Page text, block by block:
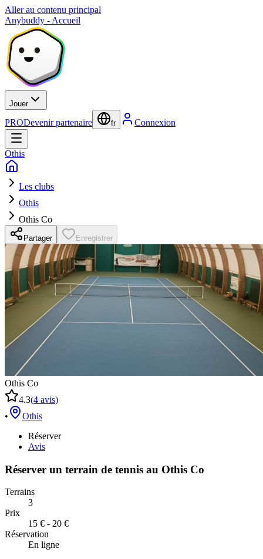
Aller au contenu principal
Anybuddy - Accueil
Jouer
PRODevenir partenaire fr Connexion
Othis
Les clubs
Othis
Othis Co
Partager Enregistrer
Othis Co
4.3(4 avis)
•
Othis
Réserver
Avis
Réserver un terrain de tennis au Othis Co
Terrains
3
Prix
15 € - 20 €
Réservation
En ligne